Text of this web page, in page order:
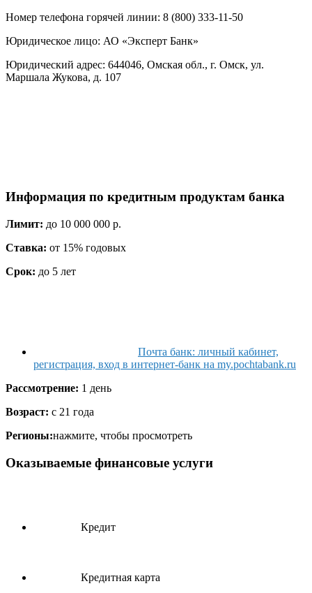
Номер телефона горячей линии: 8 (800) 333-11-50
Юридическое лицо: АО «Эксперт Банк»
Юридический адрес: 644046, Омская обл., г. Омск, ул.
Маршала Жукова, д. 107
Информация по кредитным продуктам банка
Лимит: до 10 000 000 р.
Ставка: от 15% годовых
Срок: до 5 лет
Почта банк: личный кабинет,
регистрация, вход в интернет-банк на my.pochtabank.ru
Рассмотрение: 1 день
Возраст: с 21 года
Регионы:нажмите, чтобы просмотреть
Оказываемые финансовые услуги
Кредит
Кредитная карта